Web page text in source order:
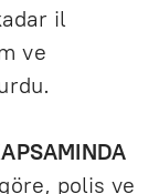
il
ve
polis ve